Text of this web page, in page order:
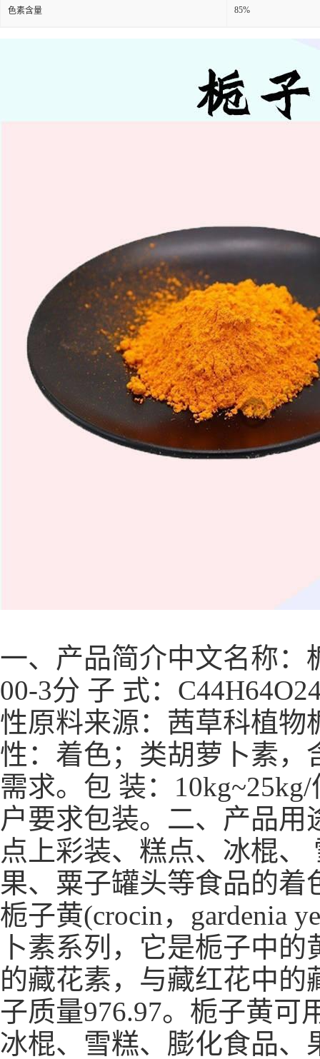
色素含量 85%
一、产品简介中文名称：
00-3分 子 式：
性原料来源：茜草科植物
性：着色；类胡萝卜素，
需求。 包 装：
户要求包装。 二、产品用
点上彩装、糕点、冰棍
果、粟子罐头等食品的着
栀子黄(crocin，gardenia
卜素系列，它是栀子中
的藏花素，与藏红花中的
子质量976.97。栀子黄可
冰棍、雪糕、膨化食品、